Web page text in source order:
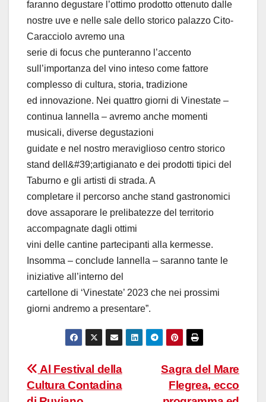
faranno degustare l’ottimo prodotto ottenuto dalle
nostre uve e nelle sale dello storico palazzo Cito-
Caracciolo avremo una
serie di focus che punteranno l’accento
sull’importanza del vino inteso come fattore
complesso di cultura, storia, tradizione
ed innovazione. Nei quattro giorni di Vinestate –
continua Iannella – avremo anche momenti
musicali, diverse degustazioni
guidate e nel nostro meraviglioso centro storico
stand dell&#39;artigianato e dei prodotti tipici del
Taburno e gli artisti di strada. A
completare il percorso anche stand gastronomici
dove assaporare le prelibatezze del territorio
accompagnate dagli ottimi
vini delle cantine partecipanti alla kermesse.
Insomma – conclude Iannella – saranno tante le
iniziative all’interno del
cartellone di ‘Vinestate’ 2023 che nei prossimi
giorni andremo a presentare”.
Navigazione
Sagra del Mare
Flegrea, ecco
Al Festival della
Cultura Contadina